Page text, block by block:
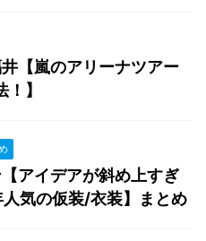
【嵐のアリーナツアー
】
アイデアが斜め上すぎ
気の仮装/衣装】まとめ